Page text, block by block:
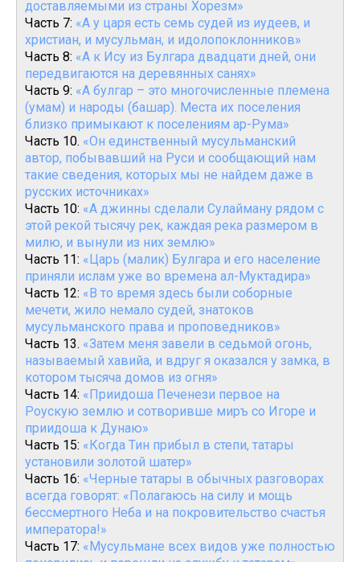
доставляемыми из страны Хорезм»
Часть 7: «А у царя есть семь судей из иудеев, и
христиан, и мусульман, и идолопоклонников»
Часть 8: «А к Ису из Булгара двадцати дней, они
передвигаются на деревянных санях»
Часть 9: «А булгар – это многочисленные племена
(умам) и народы (башар). Места их поселения
близко примыкают к поселениям ар-Рума»
Часть 10. «Он единственный мусульманский
автор, побывавший на Руси и сообщающий нам
такие сведения, которых мы не найдем даже в
русских источниках»
Часть 10: «А джинны сделали Сулайману рядом с
этой рекой тысячу рек, каждая река размером в
милю, и вынули из них землю»
Часть 11: «Царь (малик) Булгара и его население
приняли ислам уже во времена ал-Муктадира»
Часть 12: «В то время здесь были соборные
мечети, жило немало судей, знатоков
мусульманского права и проповедников»
Часть 13. «Затем меня завели в седьмой огонь,
называемый хавийа, и вдруг я оказался у замка, в
котором тысяча домов из огня»
Часть 14: «Приидоша Печенези первое на
Роускую землю и сотворивше миръ со Игоре и
приидоша к Дунаю»
Часть 15: «Когда Тин прибыл в степи, татары
установили золотой шатер»
Часть 16: «Черные татары в обычных разговорах
всегда говорят: «Полагаюсь на силу и мощь
бессмертного Неба и на покровительство счастья
императора!»
Часть 17: «Мусульмане всех видов уже полностью